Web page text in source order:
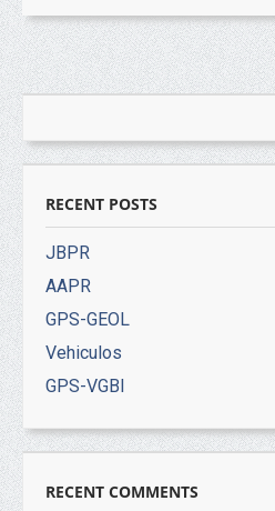
RECENT POSTS
JBPR
AAPR
GPS-GEOL
Vehiculos
GPS-VGBI
RECENT COMMENTS